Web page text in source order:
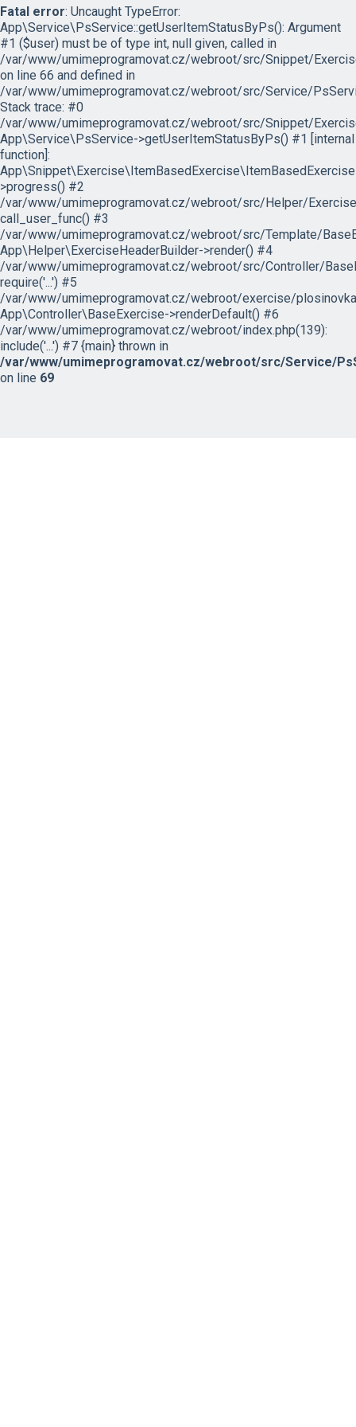
Fatal error: Uncaught TypeError:
App\Service\PsService::getUserItemStatusByPs(): Argument
#1 ($user) must be of type int, null given, called in
/var/www/umimeprogramovat.cz/webroot/src/Snippet/
on line 66 and defined in
/var/www/umimeprogramovat.cz/webroot/src/Service/
Stack trace: #0
/var/www/umimeprogramovat.cz/webroot/src/Snippet/
App\Service\PsService->getUserItemStatusByPs() #1 [internal
function]:
>progress() #2
/var/www/umimeprogramovat.cz/webroot/src/Helper/
call_user_func() #3
/var/www/umimeprogramovat.cz/webroot/src/Template/
App\Helper\ExerciseHeaderBuilder->render() #4
/var/www/umimeprogramovat.cz/webroot/src/Controller/
require('...') #5
/var/www/umimeprogramovat.cz/webroot/exercise/
App\Controller\BaseExercise->renderDefault() #6
/var/www/umimeprogramovat.cz/webroot/index.php(139):
include('...') #7 {main} thrown in
/var/www/umimeprogramovat.cz/webroot/src/Service/
on line 69